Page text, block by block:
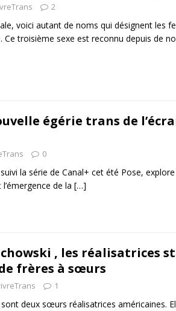
2
voici autant de noms qui désignent les
Ce troisième sexe est reconnu depuis de
égérie trans de
0
la série de Canal+ cet été Pose,
de la […]
, les réalisatrices
frères à sœurs
1
deux sœurs réalisatrices américaines.